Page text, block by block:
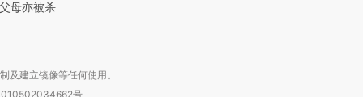
母亦被杀
及建立镜像等任何使用。
号